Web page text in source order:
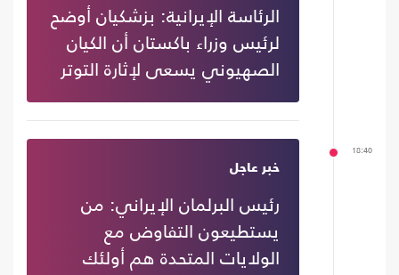
الرئاسة الإيرانية: بزشكيان أوضح
لرئيس وزراء باكستان أن الكيان
الصهيوني يسعى لإثارة التوتر
18:40
خبر عاجل
رئيس البرلمان الإيراني: من
يستطيعون التفاوض مع
الولايات المتحدة هم أولئك